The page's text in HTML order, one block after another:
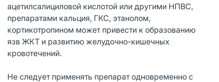
ацетилсалициловой кислотой или другими НПВС,
препаратами кальция, ГКС, этанолом,
кортикотропином может привести к образованию
язв ЖКТ и развитию желудочно-кишечных
кровотечений.
Не следует применять препарат одновременно с